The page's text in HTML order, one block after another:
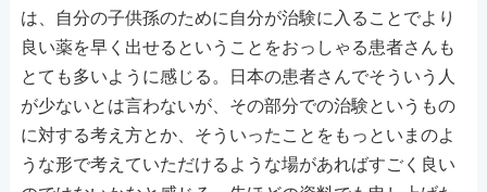
は、自分の子供孫のために自分が治験に入ることでより
良い薬を早く出せるということをおっしゃる患者さんも
とても多いように感じる。日本の患者さんでそういう人
が少ないとは言わないが、その部分での治験というもの
に対する考え方とか、そういったことをもっといまのよ
うな形で考えていただけるような場があればすごく良い